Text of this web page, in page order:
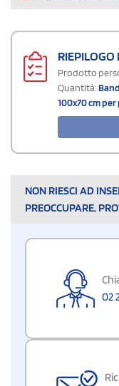
Prodotto
Quantità:
100x70 cm
NON RIESCI AD
PREOCCUPARE,
02